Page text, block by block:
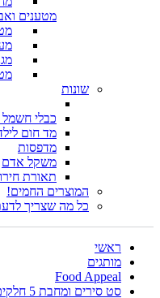
מטענים
שונות
כבלי חשמל
מד חום
מדפסות
משקל אדם
תאורת
המוצרים החמים!
כל מה שצריך
ראשי
מותגים
Food Appeal